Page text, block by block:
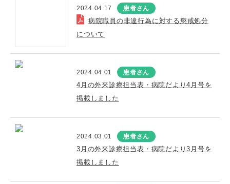
2024.04.17 患者さん
病院職員の非違行為に対する懲戒処分
について
2024.04.01 患者さん
4月の外来診療担当表・病院だより4月号を
掲載しました
2024.03.01 患者さん
3月の外来診療担当表・病院だより3月号を
掲載しました